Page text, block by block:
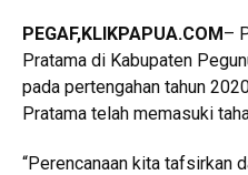
PEGAF,KLIKPAPUA.COM–
Pratama di Kabupaten
pada pertengahan tahun
Pratama telah memasuki
“Perencanaan kita tafsirkan